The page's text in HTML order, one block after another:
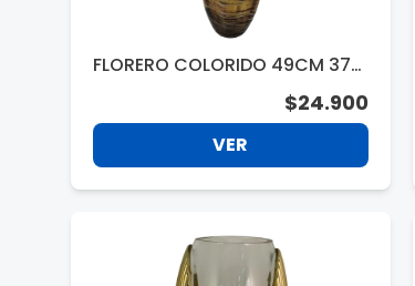
FLORERO COLORIDO 49CM 372
$24.900
VER